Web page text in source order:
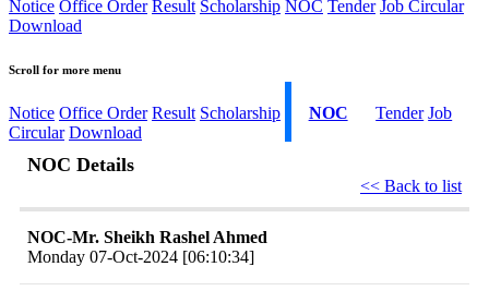
Notice Office Order Result Scholarship NOC Tender Job Circular
Download
Scroll for more menu
Notice Office Order Result Scholarship NOC Tender Job
Circular Download
NOC Details
<< Back to list
NOC-Mr. Sheikh Rashel Ahmed
Monday 07-Oct-2024 [06:10:34]